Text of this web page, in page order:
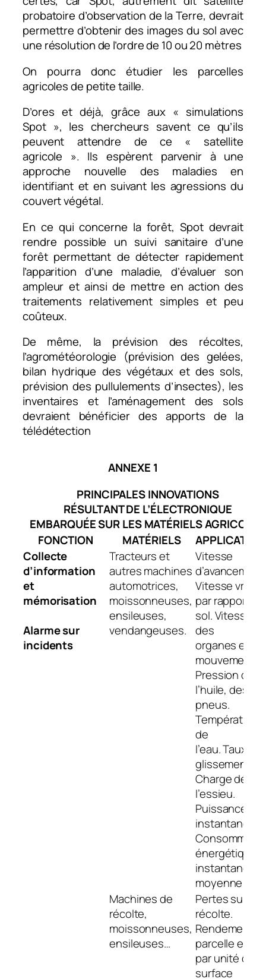
probatoire d’observation de la Terre, devrait
permettre d’obtenir des images du sol avec
une résolution de l’ordre de 10 ou 20 mètres
On pourra donc étudier les parcelles
agricoles de petite taille.
D’ores et déjà, grâce aux « simulations
Spot », les chercheurs savent ce qu’ils
peuvent attendre de ce « satellite
agricole ». Ils espèrent parvenir à une
approche nouvelle des maladies en
identifiant et en suivant les agressions du
couvert végétal.
En ce qui concerne la forêt, Spot devrait
rendre possible un suivi sanitaire d’une
forêt permettant de détecter rapidement
l’apparition d’une maladie, d’évaluer son
ampleur et ainsi de mettre en action des
traitements relativement simples et peu
coûteux.
De même, la prévision des récoltes,
l’agrométéorologie (prévision des gelées,
bilan hydrique des végétaux et des sols,
prévision des pullulements d’insectes), les
inventaires et l’aménagement des sols
devraient bénéficier des apports de la
télédétection
ANNEXE 1
PRINCIPALES INNOVATIONS​
RÉSULTANT DE L’ÉLECTRONIQUE​
EMBARQUÉE SUR LES MATÉRIELS AGRICOLES
FONCTION
MATÉRIELS
Collecte
d’information​
et
mémorisation​
Alarme sur
incidents
Tracteurs et
autres machines
automotrices,
moissonneuses,
ensileuses,
vendangeuses.
Vitesse
Vitesse vraie
par rapport au
sol. Vitesse
des
organes en
mouvement.
Pression de
l’huile, des
pneus.
Température
de
l’eau. Taux de
glissement.
Charge de
l’essieu.
Puissance
instantanée.
énergétique
instantanée
moyenne
Machines de
récolte,
moissonneuses,
ensileuses…
Pertes sur
récolte.
Rendement
parcelle et ∕
par unité de
surface